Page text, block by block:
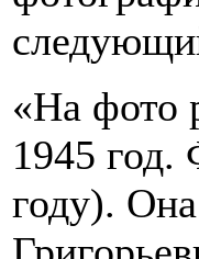
«На фото
1945 год.
году).